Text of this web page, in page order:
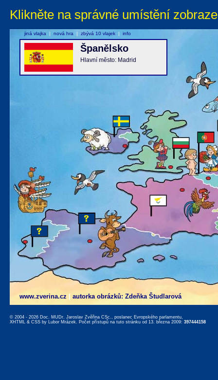
Klikněte na správné umístění
www.zverina.cz autorka obrázků: Zdeňka Študlarová
Španělsko
Hlavní město: Madrid
jiná vlajka | nová hra | zbývá 10 vlajek | info
© 2004 - 2026 Doc. MUDr. Jaroslav Zvěřina CSc., poslanec Evropského parlamentu,
XHTML & CSS by Lubor Mrázek. Počet přístupů na tuto stránku od 13. března 2009: 397444158